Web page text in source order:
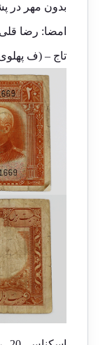
بدون مهر در
امضا: رضا
تاج – (ف پهلوی